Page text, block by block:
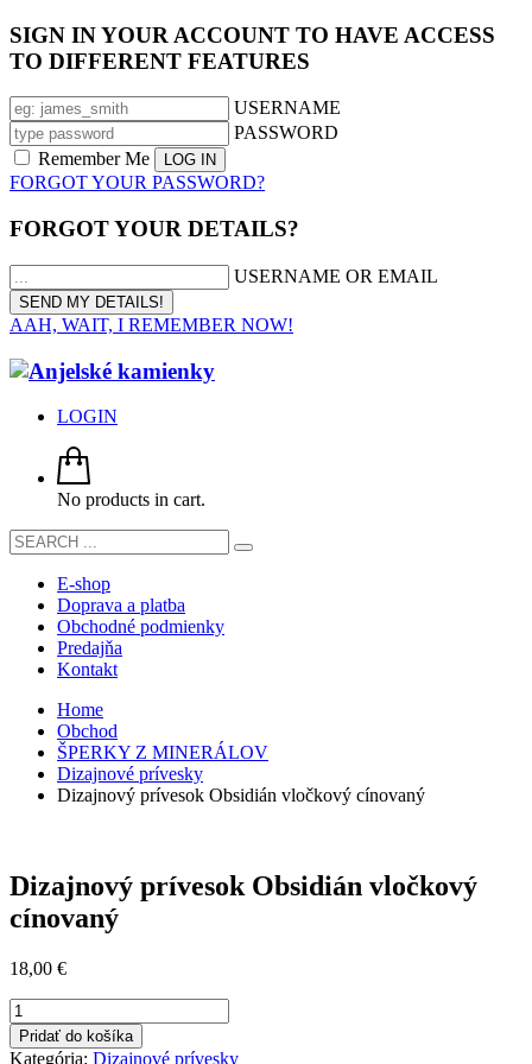
SIGN IN YOUR ACCOUNT TO HAVE ACCESS
TO DIFFERENT FEATURES
USERNAME
PASSWORD
Remember Me
FORGOT YOUR PASSWORD?
FORGOT YOUR DETAILS?
USERNAME OR EMAIL
AAH, WAIT, I REMEMBER NOW!
LOGIN
No products in cart.
E-shop
Doprava a platba
Obchodné podmienky
Predajňa
Kontakt
Home
Obchod
ŠPERKY Z MINERÁLOV
Dizajnové prívesky
Dizajnový prívesok Obsidián vločkový cínovaný
Dizajnový prívesok Obsidián vločkový
cínovaný
18,00 €
množstvo
Dizajnový
prívesok
Pridať do košíka
Kategória: Dizajnové prívesky